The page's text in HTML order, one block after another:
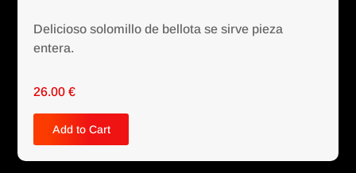
Delicioso solomillo de bellota se sirve pieza
entera.
26.00€
Add to Cart